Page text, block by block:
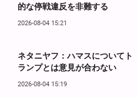
的な停戦違反を非難する
2026-08-04 15:21
ネタニヤフ：ハマスについてト
ランプとは意見が合わない
2026-08-04 15:19